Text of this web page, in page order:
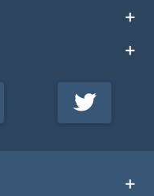
Twitter